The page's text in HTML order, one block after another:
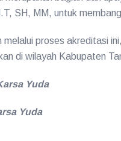
SH, MM, untuk
melalui proses akreditasi
di wilayah Kabupaten
Yuda
Yuda